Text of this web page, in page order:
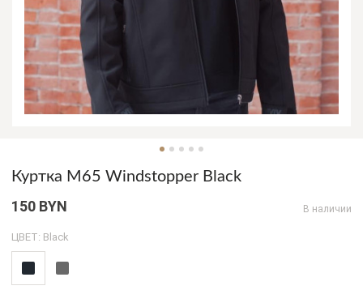
Куртка M65 Windstopper Black
150 BYN В наличии
ЦВЕТ: Black